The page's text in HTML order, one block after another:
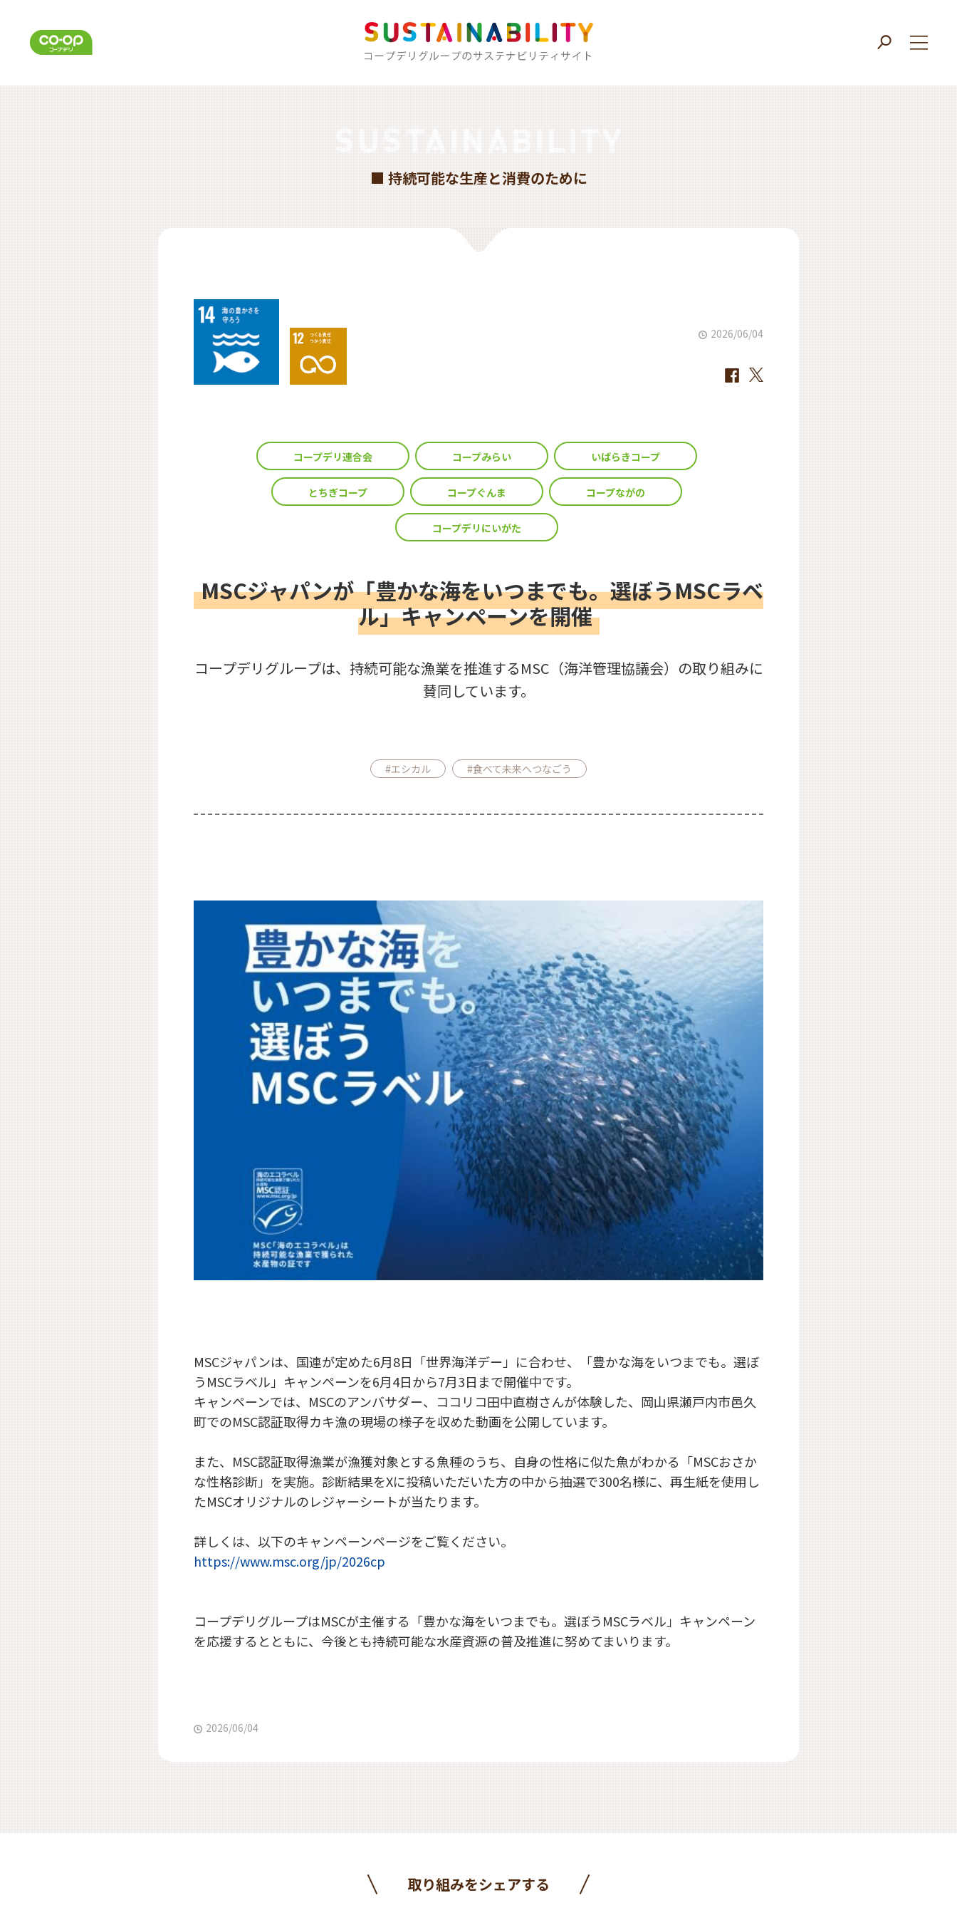
■ 持続可能な生産と消費のために
2026/06/04
コープデリ連合会 コープみらい いばらきコープ
とちぎコープ コープぐんま コープながの
コープデリにいがた
MSCジャパンが「豊かな海をいつまでも。選ぼうMSCラベ
ル」キャンペーンを開催
コープデリグループは、持続可能な漁業を推進するMSC（海洋管理協議会）の取り組みに
賛同しています。
#エシカル #食べて未来へつなごう
MSCジャパンは、国連が定めた6月8日「世界海洋デー」に合わせ、「豊かな海をいつまでも。選ぼ
うMSCラベル」キャンペーンを6月4日から7月3日まで開催中です。
キャンペーンでは、MSCのアンバサダー、ココリコ田中直樹さんが体験した、岡山県瀬戸内市邑久
町でのMSC認証取得カキ漁の現場の様子を収めた動画を公開しています。
また、MSC認証取得漁業が漁獲対象とする魚種のうち、自身の性格に似た魚がわかる「MSCおさか
な性格診断」を実施。診断結果をXに投稿いただいた方の中から抽選で300名様に、再生紙を使用し
たMSCオリジナルのレジャーシートが当たります。
詳しくは、以下のキャンペーンページをご覧ください。
https://www.msc.org/jp/2026cp
コープデリグループはMSCが主催する「豊かな海をいつまでも。選ぼうMSCラベル」キャンペーン
を応援するとともに、今後とも持続可能な水産資源の普及推進に努めてまいります。
2026/06/04
取り組みをシェアする